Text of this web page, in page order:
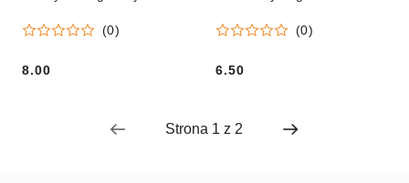
(0)
Cena:
8.00
(0)
Cena:
6.50